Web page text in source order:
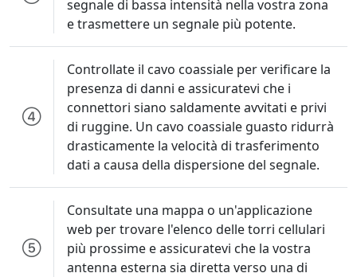
segnale di bassa intensità nella vostra zona
e trasmettere un segnale più potente.
Controllate il cavo coassiale per verificare la
presenza di danni e assicuratevi che i
connettori siano saldamente avvitati e privi
di ruggine. Un cavo coassiale guasto ridurrà
drasticamente la velocità di trasferimento
dati a causa della dispersione del segnale.
Consultate una mappa o un'applicazione
web per trovare l'elenco delle torri cellulari
più prossime e assicuratevi che la vostra
antenna esterna sia diretta verso una di